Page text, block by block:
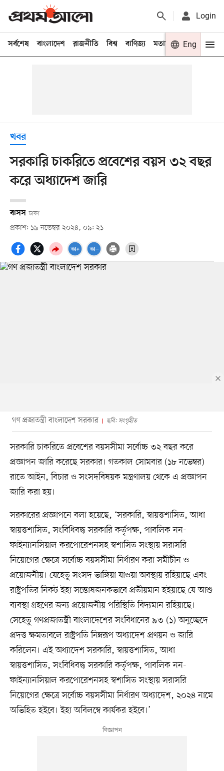
Login
সর্বশেষ বাংলাদেশ রাজনীতি বিশ্ব বাণিজ্য মতামত খেলা
Eng
খবর
সরকারি চাকরিতে প্রবেশের বয়স ৩২ বছর
করে অধ্যাদেশ জারি
বাসস ঢাকা
প্রকাশ: ১৯ নভেম্বর ২০২৪, ০৯: ২১
গণ প্রজাতন্ত্রী বাংলাদেশ সরকার ছবি: সংগৃহীত
সরকারি চাকরিতে প্রবেশের বয়সসীমা সর্বোচ্চ ৩২ বছর করে
প্রজ্ঞাপন জারি করেছে সরকার। গতকাল সোমবার (১৮ নভেম্বর)
রাতে আইন, বিচার ও সংসদবিষয়ক মন্ত্রণালয় থেকে এ প্রজ্ঞাপন
জারি করা হয়।
সরকারের প্রজ্ঞাপনে বলা হয়েছে, ‘সরকারি, স্বায়ত্তশাসিত, আধা
স্বায়ত্তশাসিত, সংবিধিবদ্ধ সরকারি কর্তৃপক্ষ, পাবলিক নন-
ফাইন্যানসিয়াল করপোরেশনসহ স্বশাসিত সংস্থায় সরাসরি
নিয়োগের ক্ষেত্রে সর্বোচ্চ বয়সসীমা নির্ধারণ করা সমীচীন ও
প্রয়োজনীয়। যেহেতু সংসদ ভাঙ্গিয়া যাওয়া অবস্থায় রহিয়াছে এবং
রাষ্ট্রপতির নিকট ইহা সন্তোষজনকভাবে প্রতীয়মান হইয়াছে যে আশু
ব্যবস্থা গ্রহণের জন্য প্রয়োজনীয় পরিস্থিতি বিদ্যমান রহিয়াছে।
সেহেতু গণপ্রজাতন্ত্রী বাংলাদেশের সংবিধানের ৯৩ (১) অনুচ্ছেদে
প্রদত্ত ক্ষমতাবলে রাষ্ট্রপতি নিম্নরূপ অধ্যাদেশ প্রণয়ন ও জারি
করিলেন। এই অধ্যাদেশ সরকারি, স্বায়ত্তশাসিত, আধা
স্বায়ত্তশাসিত, সংবিধিবদ্ধ সরকারি কর্তৃপক্ষ, পাবলিক নন-
ফাইন্যানসিয়াল করপোরেশনসহ স্বশাসিত সংস্থায় সরাসরি
নিয়োগের ক্ষেত্রে সর্বোচ্চ বয়সসীমা নির্ধারণ অধ্যাদেশ, ২০২৪ নামে
অভিহিত হইবে। ইহা অবিলম্বে কার্যকর হইবে।’